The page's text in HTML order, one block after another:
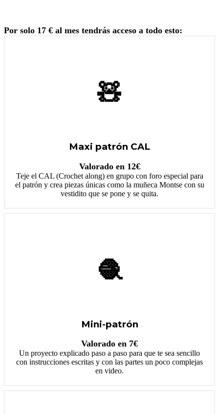
Por solo 17 € al mes tendrás acceso a todo esto:
🧸
Maxi patrón CAL
Valorado en 12€
Teje el CAL (Crochet along) en grupo con foro especial para
el patrón y crea piezas únicas como la muñeca Montse con su
vestidito que se pone y se quita.
🧶
Mini-patrón
Valorado en 7€
Un proyecto explicado paso a paso para que te sea sencillo
con instrucciones escritas y con las partes un poco complejas
en video.